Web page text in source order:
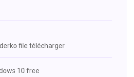
file télécharger
10 free